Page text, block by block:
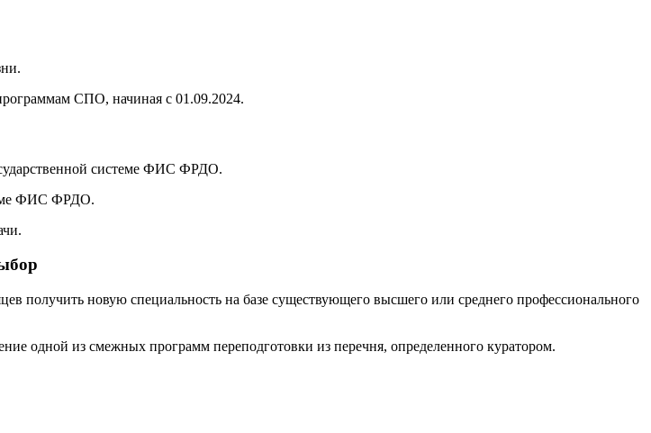
СПО, начиная с 01.09.2024.
системе ФИС ФРДО.
ФИС ФРДО.
получить новую специальность на базе существующего высшего или среднего профессионального
одной из смежных программ переподготовки из перечня, определенного куратором.